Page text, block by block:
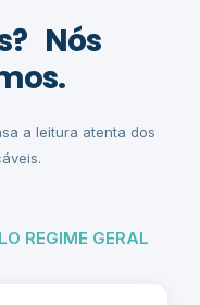
Nós
a leitura atenta dos
REGIME GERAL